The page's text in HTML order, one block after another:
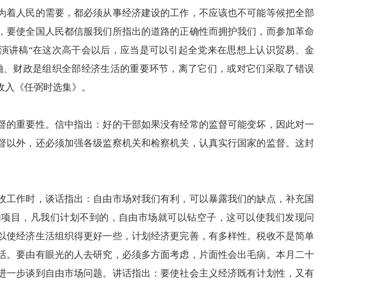
人民的需要，都必须从事经济建设的工作，不应该也不可能等候把全部
使全国人民都信服我们所指出的道路的正确性而拥护我们，而参加革命
讲稿“在这次高干会以后，应当是可以引起全党来在思想上认识贸易、金
财政是组织全部经济生活的重要环节，离了它们，或对它们采取了错误
《任弼时选集》。
重要性。信中指出：好的干部如果没有经常的监督可能变坏，因此对一
外，还必须加强各级监察机关和检察机关，认真实行国家的监督。这封
作时，谈话指出：自由市场对我们有利，可以暴露我们的缺点，补充国
目，凡我们计划不到的，自由市场就可以钻空子，这可以使我们发现问
经济生活组织得更好一些，计划经济更完善，有多样性。税收不是简单
要由有眼光的人去研究，必须多方面考虑，片面性会出毛病。本月二十
步谈到自由市场问题。讲话指出：要使社会主义经济既有计划性，又有